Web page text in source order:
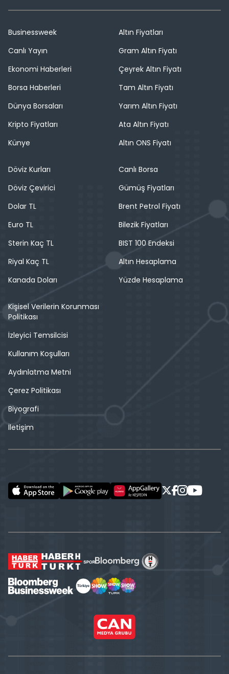
Businessweek
Canlı Yayın
Ekonomi Haberleri
Borsa Haberleri
Dünya Borsaları
Kripto Fiyatları
Künye
Altın Fiyatları
Gram Altın Fiyatı
Çeyrek Altın Fiyatı
Tam Altın Fiyatı
Yarım Altın Fiyatı
Ata Altın Fiyatı
Altın ONS Fiyatı
Döviz Kurları
Döviz Çevirici
Dolar TL
Euro TL
Sterin Kaç TL
Riyal Kaç TL
Kanada Doları
Canlı Borsa
Gümüş Fiyatları
Brent Petrol Fiyatı
Bilezik Fiyatları
BIST 100 Endeksi
Altın Hesaplama
Yüzde Hesaplama
Kişisel Verilerin Korunması
Politikası
İzleyici Temsilcisi
Kullanım Koşulları
Aydınlatma Metni
Çerez Politikası
Biyografi
İletişim